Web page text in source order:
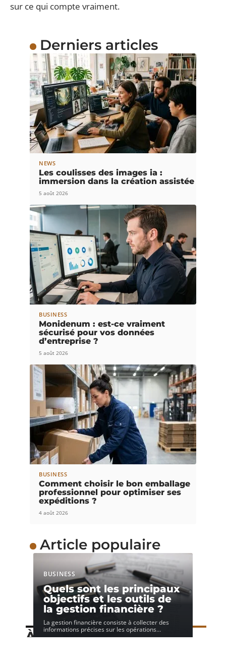
sur ce qui compte vraiment.
Derniers articles
NEWS
Les coulisses des images ia :
immersion dans la création assistée
5 août 2026
BUSINESS
Monidenum : est-ce vraiment
sécurisé pour vos données
d’entreprise ?
5 août 2026
BUSINESS
Comment choisir le bon emballage
professionnel pour optimiser ses
expéditions ?
4 août 2026
Article populaire
BUSINESS
Quels sont les principaux
objectifs et les outils de
la gestion financière ?
La gestion financière consiste à collecter des
informations précises sur les opérations…
À découvrir